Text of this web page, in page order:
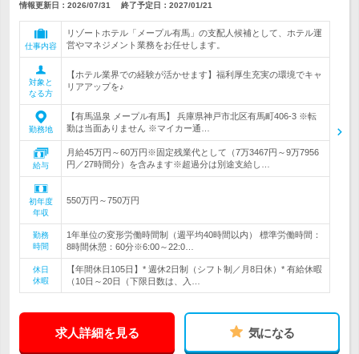
情報更新日：2026/07/31 終了予定日： 2027/01/21
仕事内容
リゾートホテル「メープル有馬」の支配人候補として、ホテル運
営やマネジメント業務をお任せします。
対象と
なる方
【ホテル業界での経験が活かせます】福利厚生充実の環境でキャ
リアアップを♪
勤務地
【有馬温泉 メープル有馬】 兵庫県神戸市北区有馬町406-3 ※転
勤は当面ありません ※マイカー通…
給与
月給45万円～60万円※固定残業代として（7万3467円～9万7956
円／27時間分）を含みます※超過分は別途支給し…
初年度
年収
550万円～750万円
勤務
時間
1年単位の変形労働時間制（週平均40時間以内） 標準労働時間：
8時間休憩：60分※6:00～22:0…
休日
休暇
【年間休日105日】* 週休2日制（シフト制／月8日休）* 有給休暇
（10日～20日（下限日数は、入…
求人詳細を見る 気になる